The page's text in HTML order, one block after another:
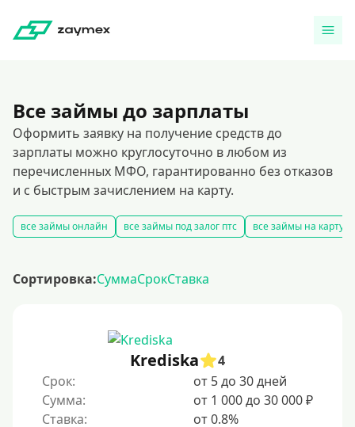
Все займы до зарплаты
Оформить заявку на получение средств до
зарплаты можно круглосуточно в любом из
перечисленных МФО, гарантированно без отказов
и с быстрым зачислением на карту.
все займы онлайн все займы под залог птс все займы на карту
Сортировка:СуммаСрокСтавка
Krediska
4
Срок:
от 5 до 30 дней
Сумма:
от 1 000 до 30 000 ₽
Ставка:
от 0.8%